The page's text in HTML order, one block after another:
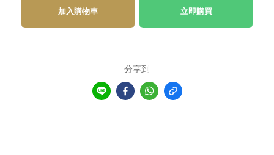
加入購物車 立即購買
分享到